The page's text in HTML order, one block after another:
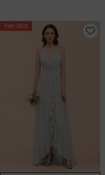
Vendita